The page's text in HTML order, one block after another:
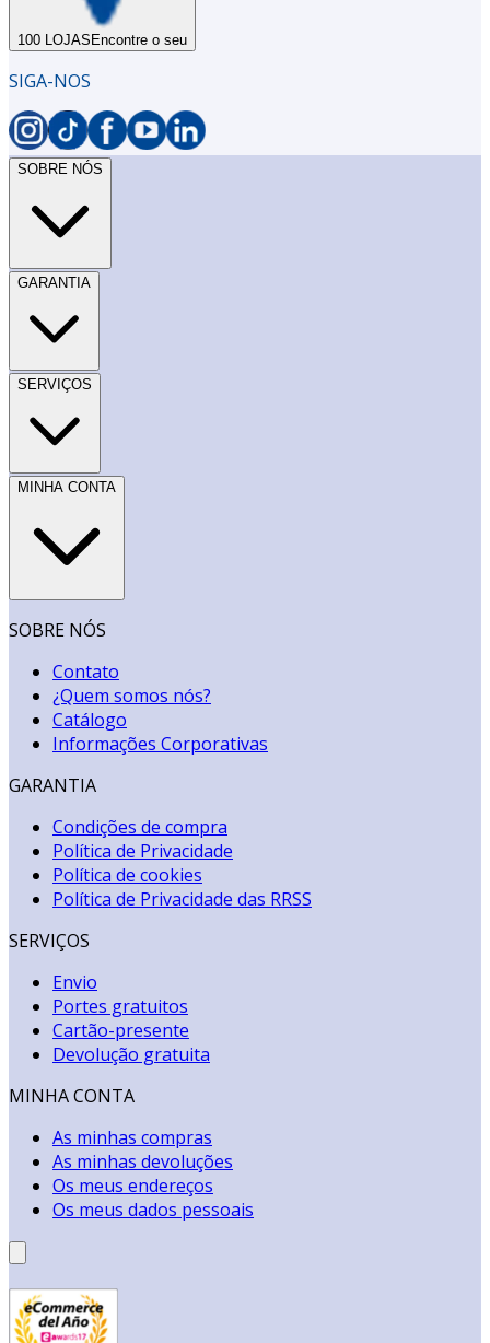
100 LOJAS Encontre o seu
SIGA-NOS
SOBRE NÓS
GARANTIA
SERVIÇOS
MINHA CONTA
SOBRE NÓS
Contato
¿Quem somos nós?
Catálogo
Informações Corporativas
GARANTIA
Condições de compra
Política de Privacidade
Política de cookies
Política de Privacidade das RRSS
SERVIÇOS
Envio
Portes gratuitos
Cartão-presente
Devolução gratuita
MINHA CONTA
As minhas compras
As minhas devoluções
Os meus endereços
Os meus dados pessoais